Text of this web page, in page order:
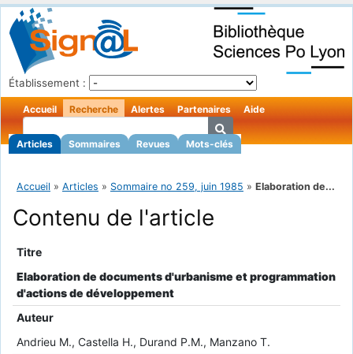
Établissement :
Accueil Recherche
Articles Sommaires Revues Mots-clés
Alertes Partenaires Aide
Accueil » Articles » Sommaire no 259, juin 1985 » Elaboration de...
Contenu de l'article
Titre
Elaboration de documents d'urbanisme et programmation
d'actions de développement
Auteur
Andrieu M., Castella H., Durand P.M., Manzano T.